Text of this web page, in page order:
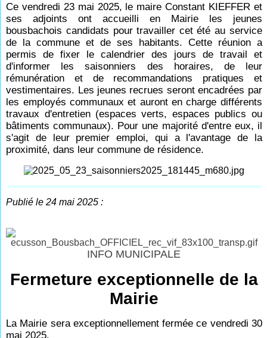
Ce vendredi 23 mai 2025, le maire Constant KIEFFER et
ses adjoints ont accueilli en Mairie les jeunes
bousbachois candidats pour travailler cet été au service
de la commune et de ses habitants. Cette réunion a
permis de fixer le calendrier des jours de travail et
d'informer les saisonniers des horaires, de leur
rémunération et de recommandations pratiques et
vestimentaires. Les jeunes recrues seront encadrées par
les employés communaux et auront en charge différents
travaux d'entretien (espaces verts, espaces publics ou
bâtiments communaux). Pour une majorité d'entre eux, il
s'agit de leur premier emploi, qui a l'avantage de la
proximité, dans leur commune de résidence.
Publié le 24 mai 2025 :
INFO MUNICIPALE
Fermeture exceptionnelle de la
Mairie
La Mairie sera exceptionnellement fermée ce vendredi 30
mai 2025.